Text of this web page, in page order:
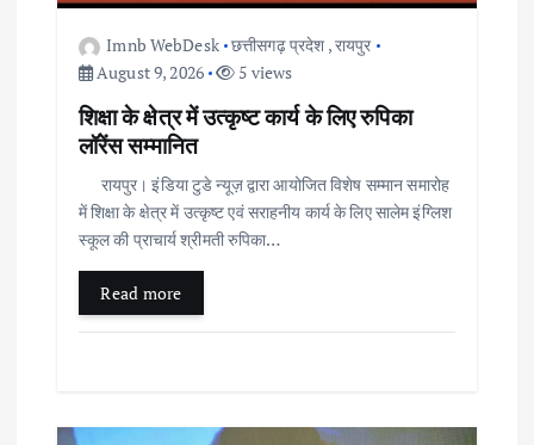
Imnb WebDesk छत्तीसगढ़ प्रदेश ,रायपुर
August 9, 2026
5 views
शिक्षा के क्षेत्र में उत्कृष्ट कार्य के लिए रुपिका
लॉरेंस सम्मानित
रायपुर। इंडिया टुडे न्यूज़ द्वारा आयोजित विशेष सम्मान समारोह
में शिक्षा के क्षेत्र में उत्कृष्ट एवं सराहनीय कार्य के लिए सालेम इंग्लिश
स्कूल की प्राचार्य श्रीमती रुपिका…
Read more